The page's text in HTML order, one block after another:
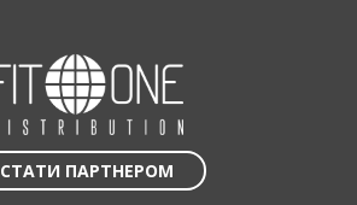
СТАТИ ПАРТНЕРОМ